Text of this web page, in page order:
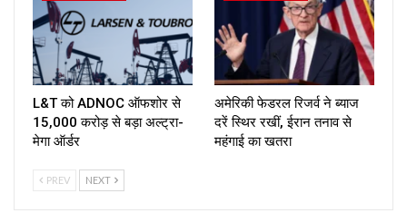
L&T को ADNOC ऑफशोर से
₹15,000 करोड़ से बड़ा अल्ट्रा-
मेगा ऑर्डर
अमेरिकी फेडरल रिजर्व ने ब्याज
दरें स्थिर रखीं, ईरान तनाव से
महंगाई का खतरा
PREV NEXT